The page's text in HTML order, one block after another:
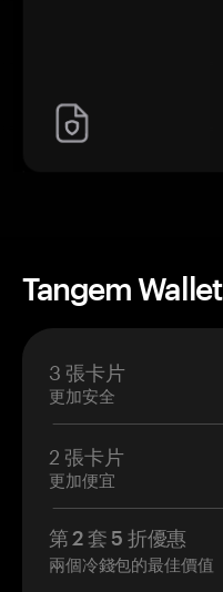
Tangem Wallet
3 張卡片
更加安全
2 張卡片
更加便宜
第 2 套 5 折優惠
兩個冷錢包的最佳價值